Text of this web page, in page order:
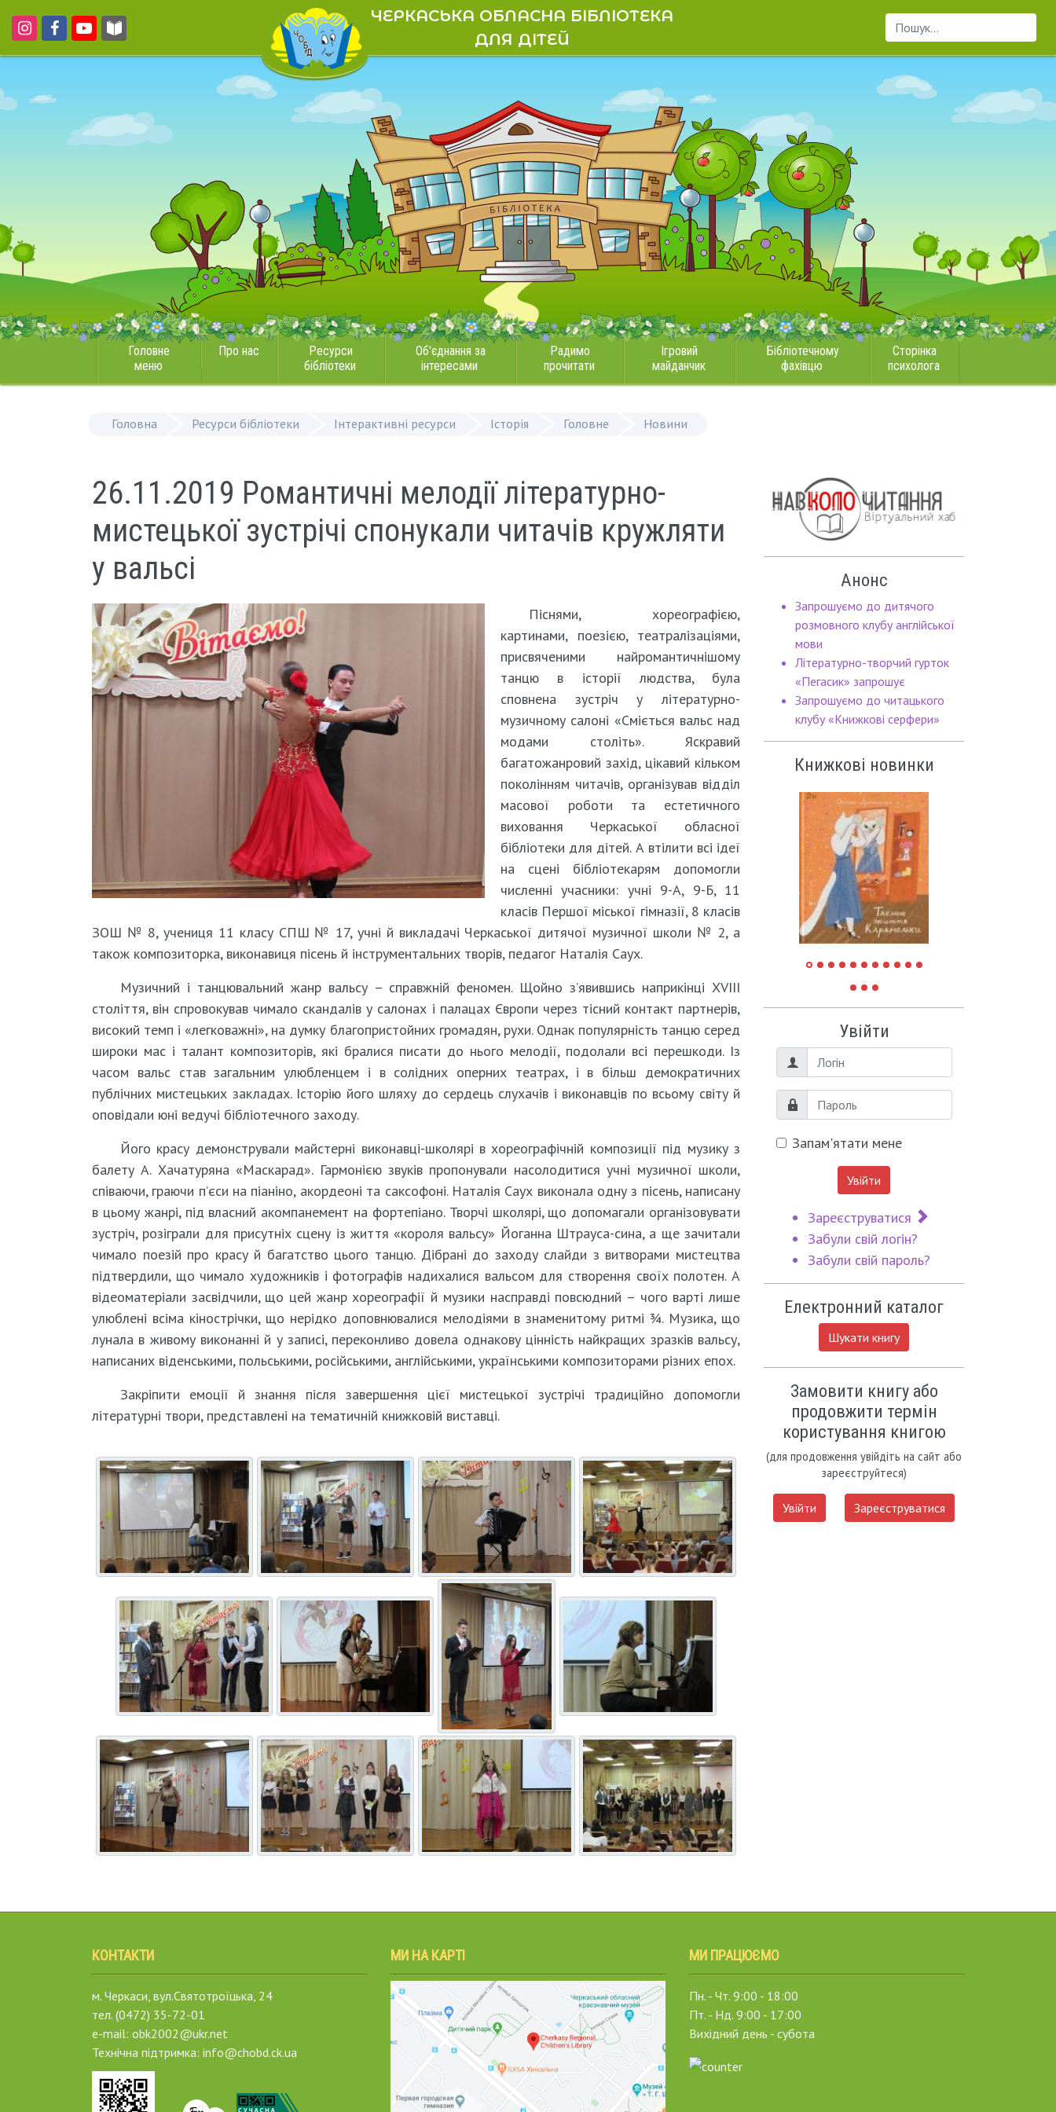
ЧЕРКАСЬКА ОБЛАСНА БІБЛІОТЕКА
ДЛЯ ДІТЕЙ
Пошук...
Головне
меню
Про нас
Ресурси
бібліотеки
Об'єднання за
інтересами
Радимо
прочитати
Ігровий
майданчик
Бібліотечному
фахівцю
Сторінка
психолога
Головна Ресурси бібліотеки Інтерактивні ресурси Історія Головне Новини
26.11.2019 Романтичні мелодії літературно-
мистецької зустрічі спонукали читачів кружляти
у вальсі
Піснями, хореографією,
картинами, поезією, театралізаціями,
присвяченими найромантичнішому
танцю в історії людства, була
сповнена зустріч у літературно-
музичному салоні «Сміється вальс над
модами століть». Яскравий
багатожанровий захід, цікавий кільком
поколінням читачів, організував відділ
масової роботи та естетичного
виховання Черкаської обласної
бібліотеки для дітей. А втілити всі ідеї
на сцені бібліотекарям допомогли
численні учасники: учні 9-А, 9-Б, 11
класів Першої міської гімназії, 8 класів
ЗОШ № 8, учениця 11 класу СПШ № 17, учні й викладачі Черкаської дитячої музичної школи № 2, а
також композиторка, виконавиця пісень й інструментальних творів, педагог Наталія Саух.
Музичний і танцювальний жанр вальсу – справжній феномен. Щойно з’явившись наприкінці XVIII
століття, він спровокував чимало скандалів у салонах і палацах Європи через тісний контакт партнерів,
високий темп і «легковажні», на думку благопристойних громадян, рухи. Однак популярність танцю серед
широки мас і талант композиторів, які бралися писати до нього мелодії, подолали всі перешкоди. Із
часом вальс став загальним улюбленцем і в солідних оперних театрах, і в більш демократичних
публічних мистецьких закладах. Історію його шляху до сердець слухачів і виконавців по всьому світу й
оповідали юні ведучі бібліотечного заходу.
Його красу демонстрували майстерні виконавці-школярі в хореографічній композиції під музику з
балету А. Хачатуряна «Маскарад». Гармонією звуків пропонували насолодитися учні музичної школи,
співаючи, граючи п’єси на піаніно, акордеоні та саксофоні. Наталія Саух виконала одну з пісень, написану
в цьому жанрі, під власний акомпанемент на фортепіано. Творчі школярі, що допомагали організовувати
зустріч, розіграли для присутніх сцену із життя «короля вальсу» Йоганна Штрауса-сина, а ще зачитали
чимало поезій про красу й багатство цього танцю. Дібрані до заходу слайди з витворами мистецтва
підтвердили, що чимало художників і фотографів надихалися вальсом для створення своїх полотен. А
відеоматеріали засвідчили, що цей жанр хореографії й музики насправді повсюдний – чого варті лише
улюблені всіма кінострічки, що нерідко доповнювалися мелодіями в знаменитому ритмі ¾. Музика, що
лунала в живому виконанні й у записі, переконливо довела однакову цінність найкращих зразків вальсу,
написаних віденськими, польськими, російськими, англійськими, українськими композиторами різних епох.
Закріпити емоції й знання після завершення цієї мистецької зустрічі традиційно допомогли
літературні твори, представлені на тематичній книжковій виставці.
Анонс
Запрошуємо до дитячого
розмовного клубу англійської
мови
Літературно-творчий гурток
«Пегасик» запрошує
Запрошуємо до читацького
клубу «Книжкові серфери»
Книжкові новинки
Увійти
Логін
Пароль
Запам'ятати мене
Увійти
Зареєструватися
Забули свій логін?
Забули свій пароль?
Електронний каталог
Шукати книгу
Замовити книгу або
продовжити термін
користування книгою
(для продовження увійдіть на сайт або
зареєструйтеся)
Увійти Зареєструватися
КОНТАКТИ
м. Черкаси, вул.Святотроїцька, 24
тел. (0472) 35-72-01
e-mail: obk2002@ukr.net
Технічна підтримка: info@chobd.ck.ua
МИ НА КАРТІ МИ ПРАЦЮЄМО
Пн. - Чт. 9:00 - 18:00
Пт. - Нд. 9:00 - 17:00
Вихідний день - субота